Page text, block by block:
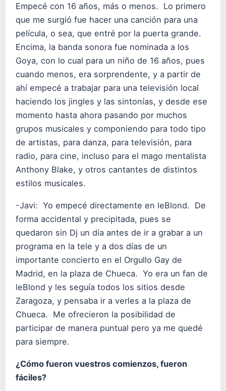
Empecé con 16 años, más o menos. Lo primero
que me surgió fue hacer una canción para una
película, o sea, que entré por la puerta grande.
Encima, la banda sonora fue nominada a los
Goya, con lo cual para un niño de 16 años, pues
cuando menos, era sorprendente, y a partir de
ahí empecé a trabajar para una televisión local
haciendo los jingles y las sintonías, y desde ese
momento hasta ahora pasando por muchos
grupos musicales y componiendo para todo tipo
de artistas, para danza, para televisión, para
radio, para cine, incluso para el mago mentalista
Anthony Blake, y otros cantantes de distintos
estilos musicales.
-Javi: Yo empecé directamente en leBlond. De
forma accidental y precipitada, pues se
quedaron sin Dj un día antes de ir a grabar a un
programa en la tele y a dos días de un
importante concierto en el Orgullo Gay de
Madrid, en la plaza de Chueca. Yo era un fan de
leBlond y les seguía todos los sitios desde
Zaragoza, y pensaba ir a verles a la plaza de
Chueca. Me ofrecieron la posibilidad de
participar de manera puntual pero ya me quedé
para siempre.
¿Cómo fueron vuestros comienzos, fueron
fáciles?